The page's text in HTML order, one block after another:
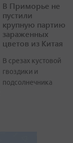
В Приморье не
пустили
крупную партию
зараженных
цветов из Китая
В срезах кустовой
гвоздики и
подсолнечника